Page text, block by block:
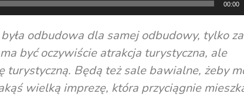
00:00
odbudowa dla samej odbudowy, tylko
być oczywiście atrakcja turystyczna, ale
Będą też sale bawialne, żeby
wielką imprezę, która przyciągnie